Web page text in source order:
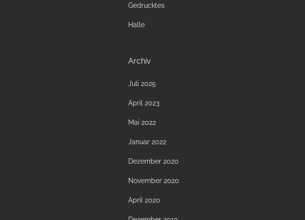
Gedrucktes
Halle
Archiv
Juli 2025
April 2023
Mai 2022
Januar 2022
Dezember 2020
November 2020
April 2020